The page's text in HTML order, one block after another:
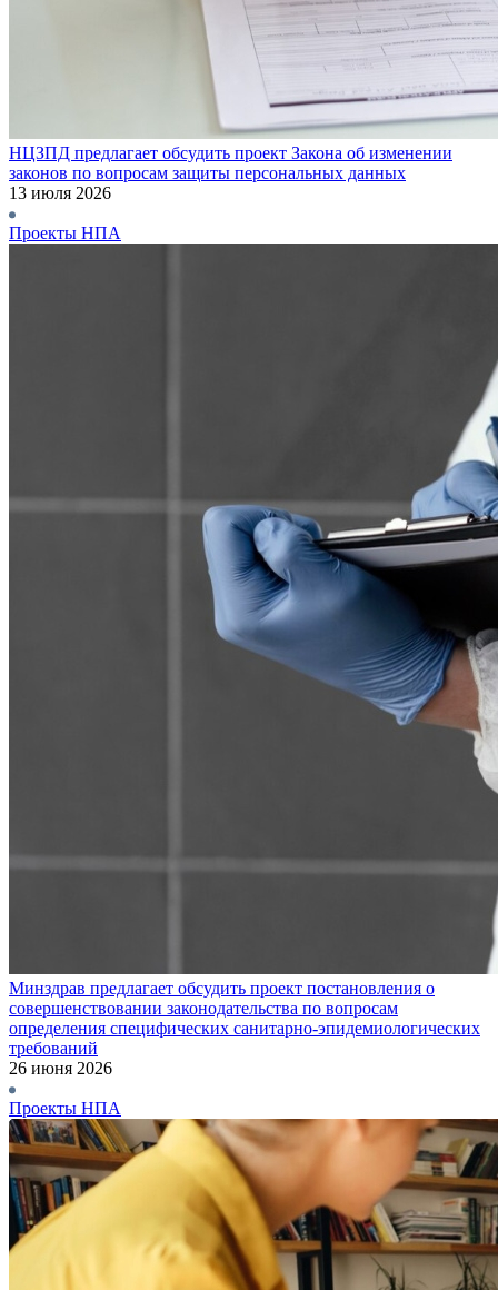
НЦЗПД предлагает обсудить проект Закона об изменении
законов по вопросам защиты персональных данных
13 июля 2026
Проекты НПА
Минздрав предлагает обсудить проект постановления о
совершенствовании законодательства по вопросам
определения специфических санитарно-эпидемиологических
требований
26 июня 2026
Проекты НПА